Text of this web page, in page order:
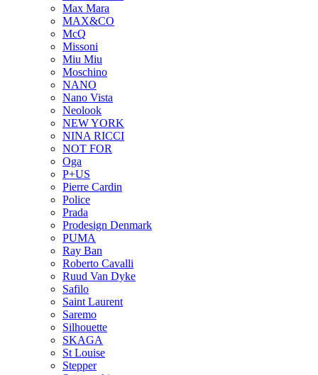
Max Mara
MAX&CO
McQ
Missoni
Miu Miu
Moschino
NANO
Nano Vista
Neolook
NEW YORK
NINA RICCI
NOT FOR
Oga
P+US
Pierre Cardin
Police
Prada
Prodesign Denmark
PUMA
Ray Ban
Roberto Cavalli
Ruud Van Dyke
Safilo
Saint Laurent
Saremo
Silhouette
SKAGA
St Louise
Stepper